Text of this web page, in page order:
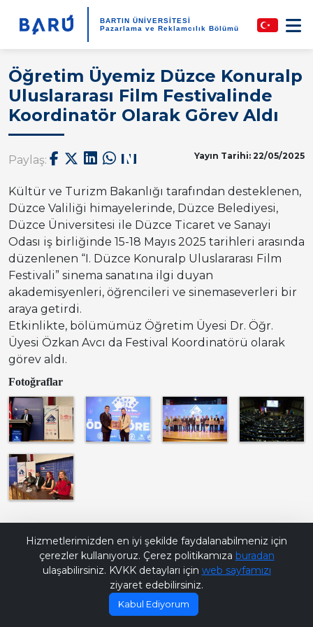
BARTIN ÜNİVERSİTESİ
Pazarlama ve Reklamcılık Bölümü
Öğretim Üyemiz Düzce Konuralp
Uluslararası Film Festivalinde
Koordinatör Olarak Görev Aldı
Paylaş: Yayın Tarihi: 22/05/2025
Kültür ve Turizm Bakanlığı tarafından desteklenen,
Düzce Valiliği himayelerinde, Düzce Belediyesi,
Düzce Üniversitesi ile Düzce Ticaret ve Sanayi
Odası iş birliğinde 15-18 Mayıs 2025 tarihleri arasında
düzenlenen “I. Düzce Konuralp Uluslararası Film
Festivali” sinema sanatına ilgi duyan
akademisyenleri, öğrencileri ve sinemaseverleri bir
araya getirdi.
Etkinlikte, bölümümüz Öğretim Üyesi Dr. Öğr.
Üyesi Özkan Avcı da Festival Koordinatörü olarak
görev aldı.
Fotoğraflar
Hizmetlerimizden en iyi şekilde faydalanabilmeniz için
çerezler kullanıyoruz. Çerez politikamıza buradan
ulaşabilirsiniz. KVKK detayları için web sayfamızı
ziyaret edebilirsiniz.
Kabul Ediyorum
Bana Soru Sor | Ask Me